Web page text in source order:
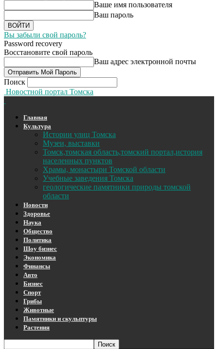
Ваше имя пользователя
Ваш пароль
Вы забыли свой пароль?
Password recovery
Восстановите свой пароль
Ваш адрес электронной почты
Поиск
Новостной портал Томска
Главная
Культура
Истории улиц Томска
Музеи, выставки
Томск,томская область,томский портал,история
населенных пунктов
Храмы, монастыри Томской области
Учебные заведения Томска
геологические памятники природы томской
области
Новости
Здоровье
Наука
Общество
Политика
Шоу бизнес
Экономика
Финансы
Авто
Бизнес
Спорт
Грибы
Животные
Памятники и скульптуры
Растения